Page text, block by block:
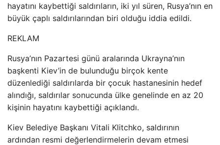
hayatını kaybettiği saldırıların, iki yıl süren, Rusya’nın en
büyük çaplı saldırılarından biri olduğu iddia edildi.
REKLAM
Rusya’nın Pazartesi günü aralarında Ukrayna’nın
başkenti Kiev’in de bulunduğu birçok kente
düzenlediği saldırılarda bir çocuk hastanesinin hedef
alındığı, saldırılar sonucunda ülke genelinde en az 20
kişinin hayatını kaybettiği açıklandı.
Kiev Belediye Başkanı Vitali Klitchko, saldırının
ardından resmi değerlendirmelerin devam etmesi